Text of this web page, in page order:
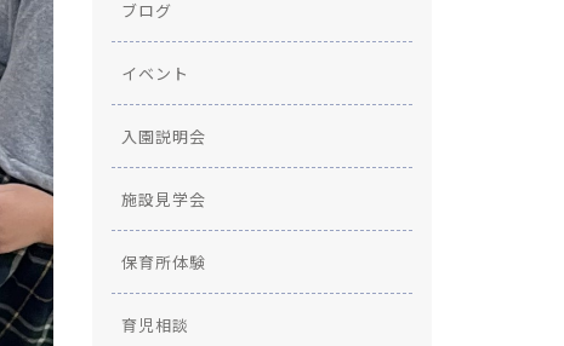
ブログ
イベント
入園説明会
施設見学会
保育所体験
育児相談